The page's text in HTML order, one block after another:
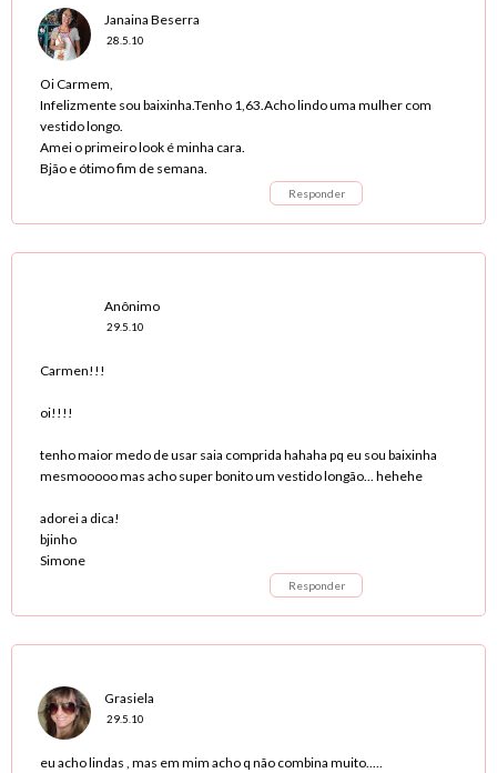
Janaina Beserra
28.5.10
Oi Carmem,
Infelizmente sou baixinha.Tenho 1,63.Acho lindo uma mulher com
vestido longo.
Amei o primeiro look é minha cara.
Bjão e ótimo fim de semana.
Responder
Anônimo
29.5.10
Carmen!!!
oi!!!!
tenho maior medo de usar saia comprida hahaha pq eu sou baixinha
mesmooooo mas acho super bonito um vestido longão... hehehe
adorei a dica!
bjinho
Simone
Responder
Grasiela
29.5.10
eu acho lindas , mas em mim acho q não combina muito.....